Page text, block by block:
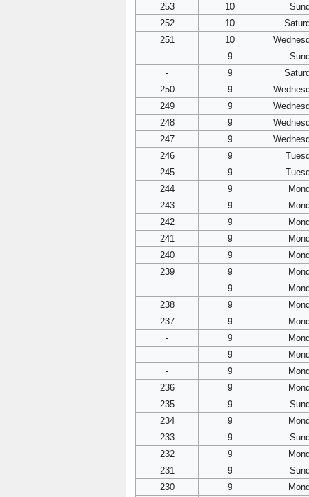
253
10
252
10
251
10
-
9
-
9
250
9
249
9
248
9
247
9
246
9
245
9
244
9
243
9
242
9
241
9
240
9
239
9
-
9
238
9
237
9
-
9
-
9
-
9
236
9
235
9
234
9
233
9
232
9
231
9
230
9